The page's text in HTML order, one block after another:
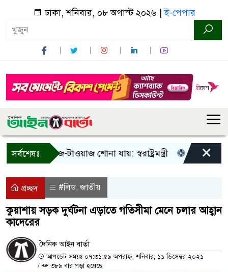
ঢাকা, শনিবার, ০৮ অগাস্ট ২০২৬ |ই-পেপার
সর্বশেষঃ
শুধু আওয়াজ-টাওয়াজ শোনা যায়: স্বরাষ্ট্রমন্ত্রী তিন দিনের
×
প্রচ্ছদ #লিড,জাতীয়
কুয়াশায় সড়ক দুর্ঘটনা এড়াতে গতিসীমা মেনে চলার আহ্বান
কাদেরের
দৈনিক আইন বার্তা
আপডেট সময়ঃ ০৭:৩১:৫৯ অপরাহ্ন, শনিবার, ১১ ডিসেম্বর ২০২১
/
৩৮৯ বার পড়া হয়েছে